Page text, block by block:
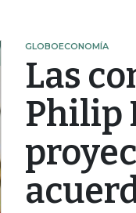
GLOBOECONOMÍA
Las
Philip